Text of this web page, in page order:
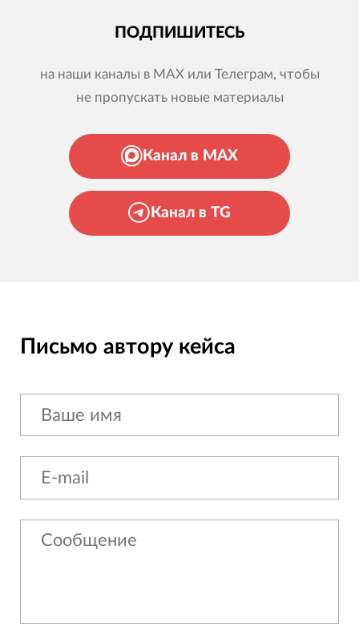
ПОДПИШИТЕСЬ
на наши каналы в MAX или Телеграм, чтобы
не пропускать новые материалы
Канал в MAX
Канал в TG
Письмо автору кейса